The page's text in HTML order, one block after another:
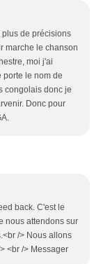
de précisions
marche le chanson
moi j'ai
porte le nom de
congolais donc je
Donc pour
back. C'est le
nous attendons sur
/> Nous allons
<br /> Messager